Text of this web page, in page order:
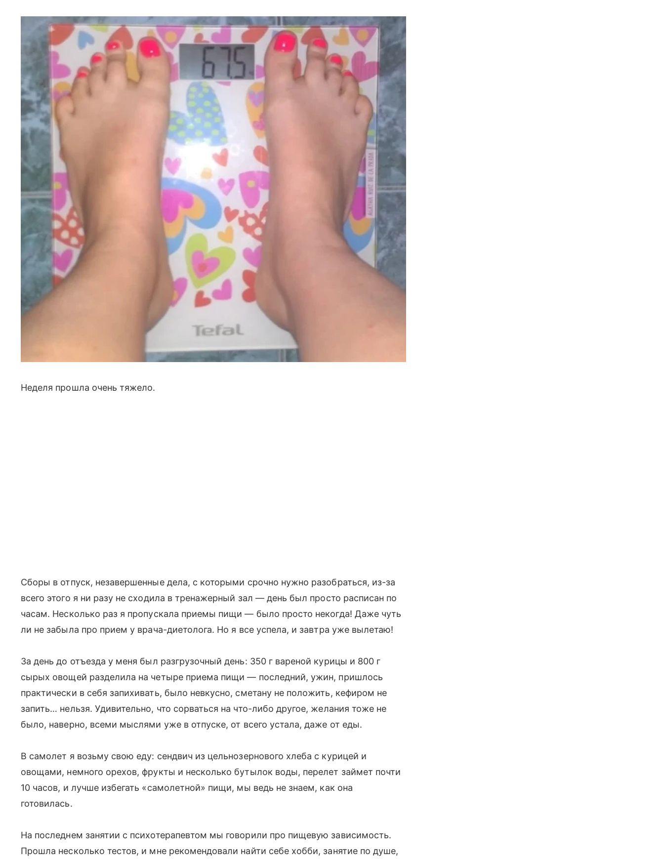
Неделя прошла очень тяжело.
Сборы в отпуск, незавершенные дела, с которыми срочно нужно разобраться, из-за
всего этого я ни разу не сходила в тренажерный зал — день был просто расписан по
часам. Несколько раз я пропускала приемы пищи — было просто некогда! Даже чуть
ли не забыла про прием у врача-диетолога. Но я все успела, и завтра уже вылетаю!
За день до отъезда у меня был разгрузочный день: 350 г вареной курицы и 800 г
сырых овощей разделила на четыре приема пищи — последний, ужин, пришлось
практически в себя запихивать, было невкусно, сметану не положить, кефиром не
запить… нельзя. Удивительно, что сорваться на что-либо другое, желания тоже не
было, наверно, всеми мыслями уже в отпуске, от всего устала, даже от еды.
В самолет я возьму свою еду: сендвич из цельнозернового хлеба с курицей и
овощами, немного орехов, фрукты и несколько бутылок воды, перелет займет почти
10 часов, и лучше избегать «самолетной» пищи, мы ведь не знаем, как она
готовилась.
На последнем занятии с психотерапевтом мы говорили про пищевую зависимость.
Прошла несколько тестов, и мне рекомендовали найти себе хобби, занятие по душе,